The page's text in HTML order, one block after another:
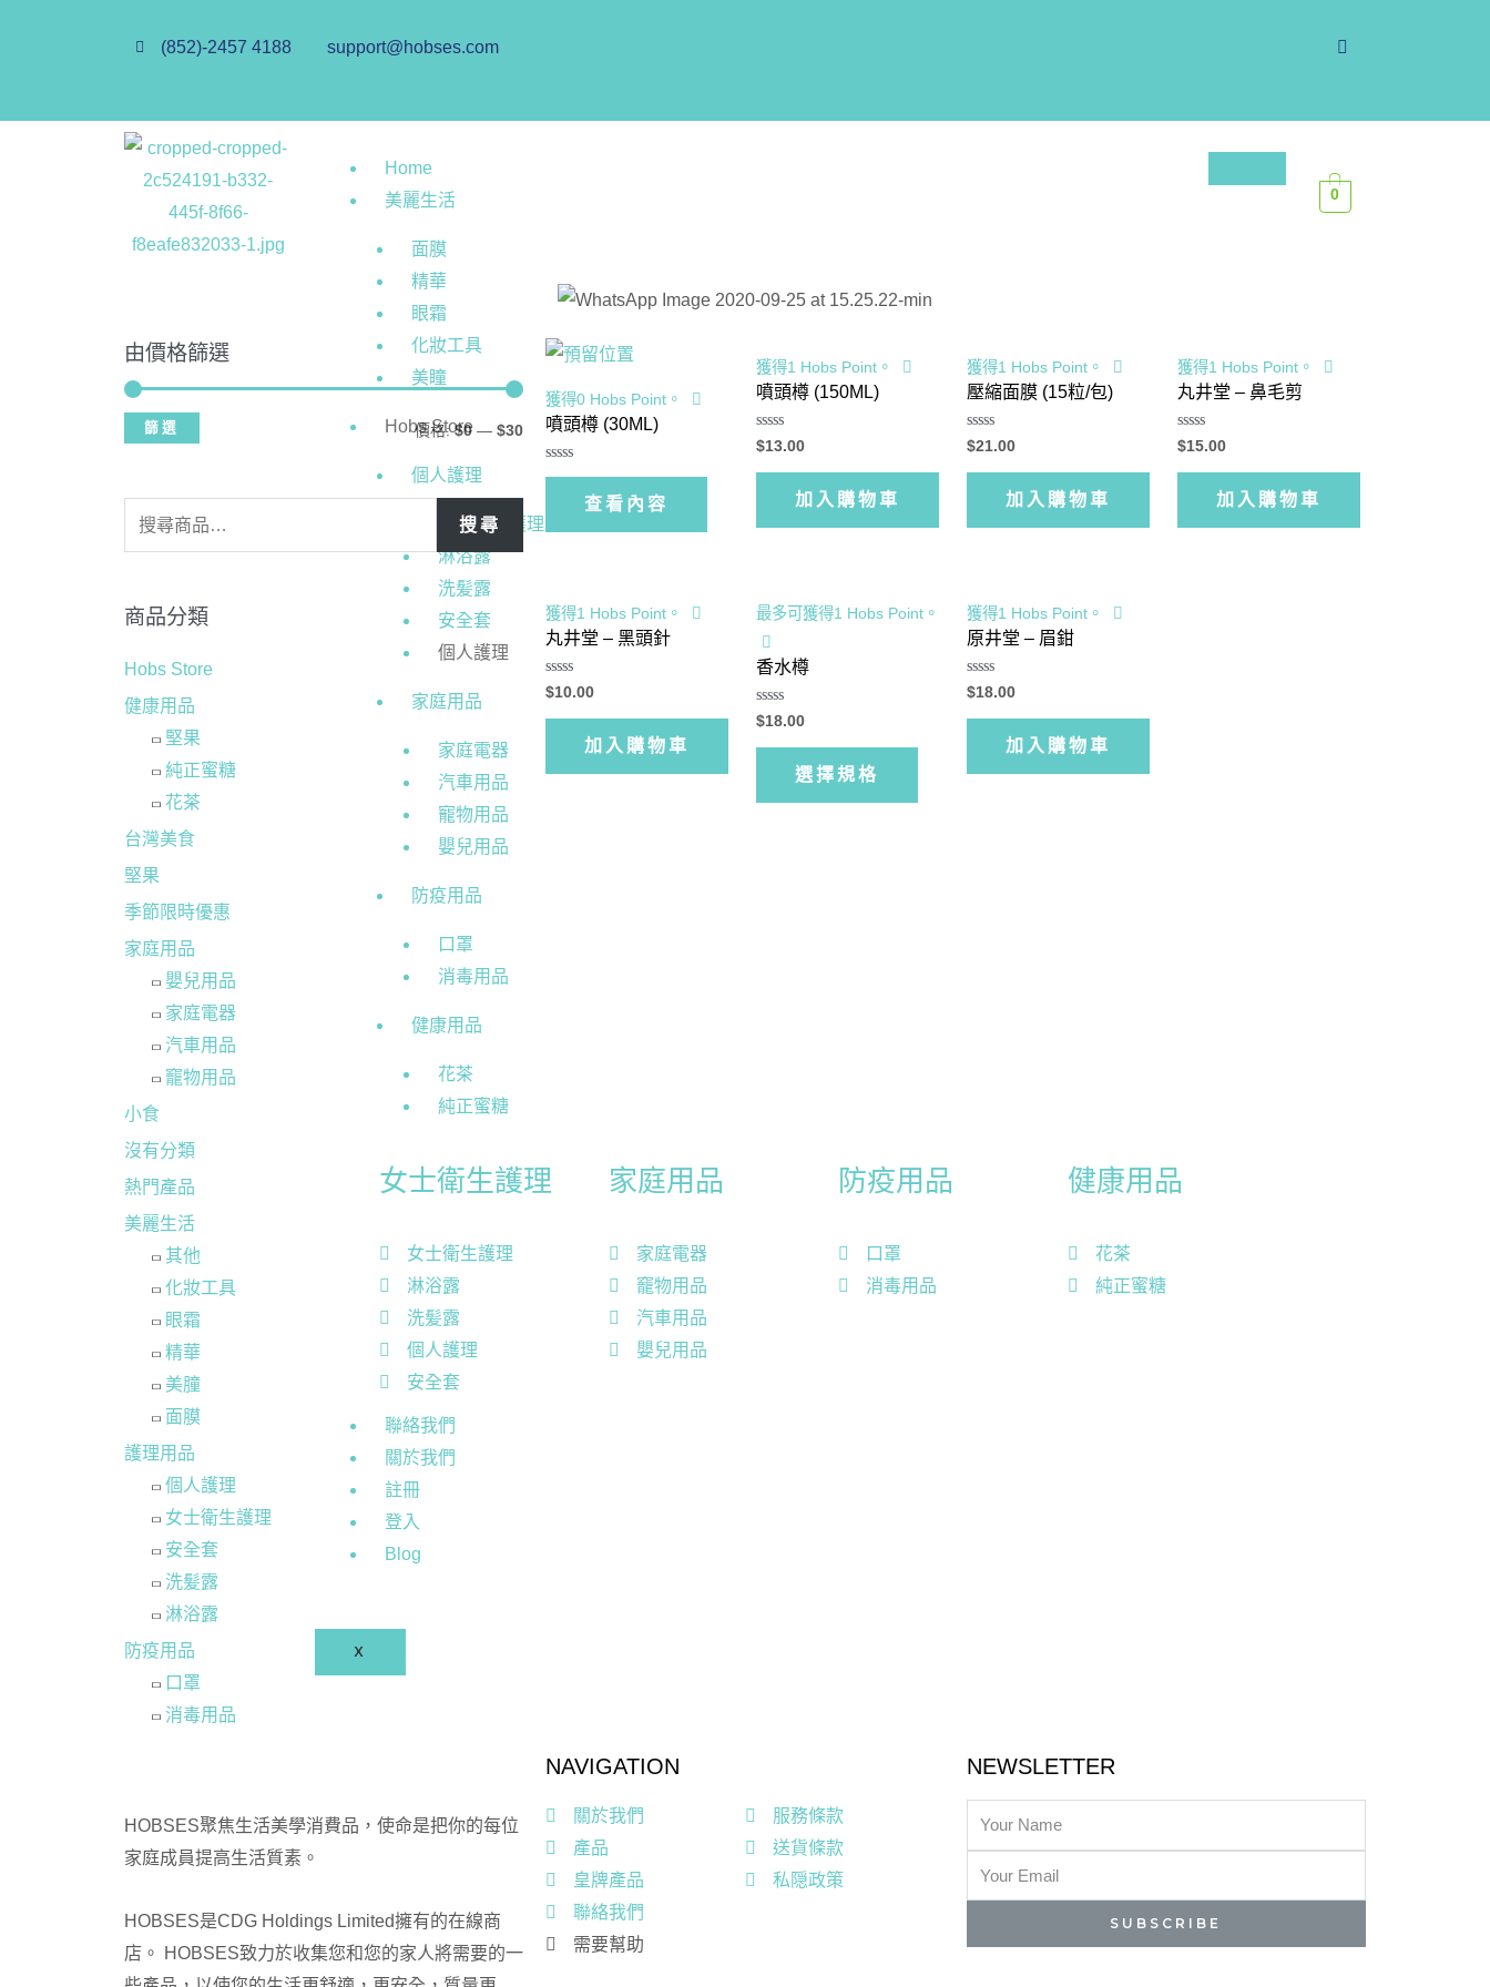
(852)-2457 4188 support@hobses.com
Home
美麗生活
面膜
精華
眼霜
化妝工具
美瞳
Hobs Store
個人護理
女士衛生護理
淋浴露
洗髪露
安全套
個人護理
家庭用品
家庭電器
汽車用品
寵物用品
嬰兒用品
防疫用品
口罩
消毒用品
健康用品
花茶
純正蜜糖
女士衛生護理
女士衛生護理
淋浴露
洗髪露
個人護理
安全套
家庭用品
家庭電器
竉物用品
汽車用品
嬰兒用品
防疫用品
口罩
消毒用品
健康用品
花茶
純正蜜糖
聯絡我們
關於我們
註冊
登入
Blog
X
0
由價格篩選
篩選 價格:$0— $30
搜尋
商品分類
Hobs Store
健康用品
堅果
純正蜜糖
花茶
台灣美食
堅果
季節限時優惠
家庭用品
嬰兒用品
家庭電器
汽車用品
竉物用品
小食
沒有分類
熱門產品
美麗生活
其他
化妝工具
眼霜
精華
美朣
面膜
護理用品
個人護理
女士衛生護理
安全套
洗髪露
淋浴露
防疫用品
口罩
消毒用品
獲得0 Hobs Point。
噴頭樽 (30ML)
評
分
查看內容
獲得1 Hobs Point。
噴頭樽 (150ML)
評
分
0
$13.00
加入購物車
獲得1 Hobs Point。
壓縮面膜 (15粒/包)
評
分
0
$21.00
加入購物車
獲得1 Hobs Point。
丸井堂 – 鼻毛剪
評
分
0
$15.00
加入購物車
獲得1 Hobs Point。
丸井堂 – 黑頭針
評
分
0
$10.00
加入購物車
最多可獲得1 Hobs Point。
香水樽
評
分
0
$18.00
選擇規格
獲得1 Hobs Point。
原井堂 – 眉鉗
評
分
0
$18.00
加入購物車
HOBSES聚焦生活美學消費品，使命是把你的每位
家庭成員提高生活質素。
HOBSES是CDG Holdings Limited擁有的在線商
店。 HOBSES致力於收集您和您的家人將需要的一
NAVIGATION
關於我們
產品
皇牌產品
聯絡我們
需要幫助
服務條款
送貨條款
私隠政策
NEWSLETTER
SUBSCRIBE